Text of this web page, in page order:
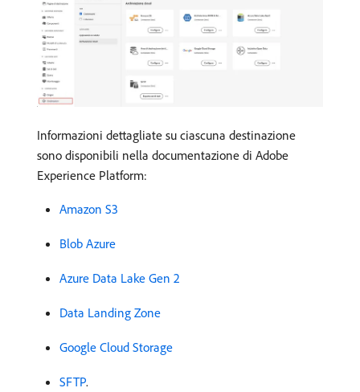
Informazioni dettagliate su ciascuna destinazione
sono disponibili nella documentazione di Adobe
Experience Platform:
Amazon S3
Blob Azure
Azure Data Lake Gen 2
Data Landing Zone
Google Cloud Storage
SFTP.